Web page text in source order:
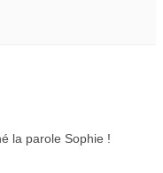
la parole Sophie !